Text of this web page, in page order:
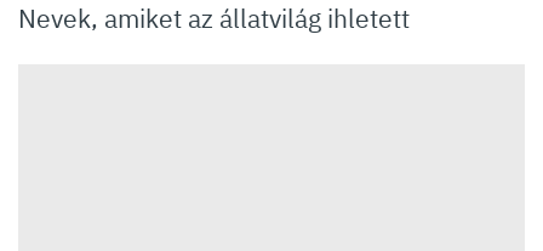
Nevek, amiket az állatvilág ihletett